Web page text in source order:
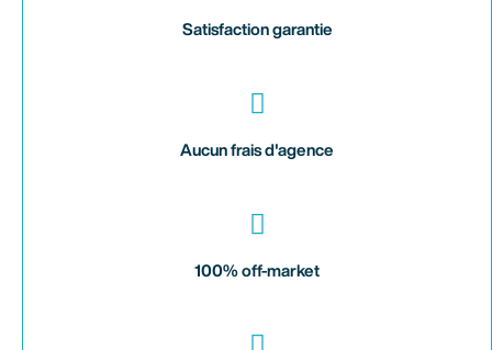
Satisfaction garantie
Aucun frais d'agence
100% off-market